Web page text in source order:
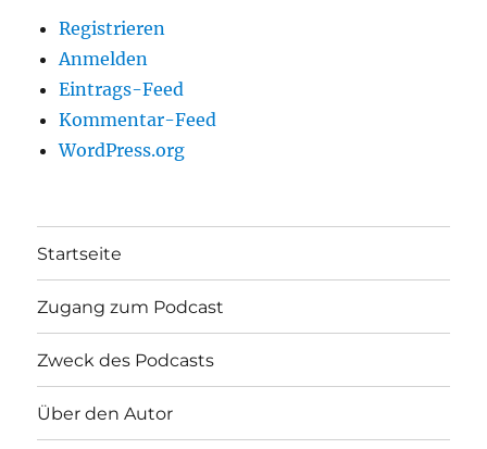
Registrieren
Anmelden
Eintrags-Feed
Kommentar-Feed
WordPress.org
Startseite
Zugang zum Podcast
Zweck des Podcasts
Über den Autor